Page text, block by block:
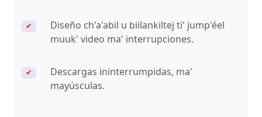
✔
Diseño ch'a'abil u biilankiltej ti' jump'éel
muuk' video ma' interrupciones.
✔
Descargas ininterrumpidas, ma'
mayúsculas.